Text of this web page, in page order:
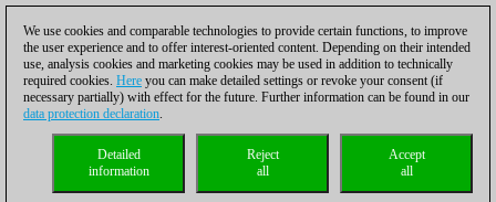
We use cookies and comparable technologies to provide certain functions, to improve
the user experience and to offer interest-oriented content. Depending on their intended
use, analysis cookies and marketing cookies may be used in addition to technically
required cookies. Here you can make detailed settings or revoke your consent (if
necessary partially) with effect for the future. Further information can be found in our
data protection declaration.
Accept
all
Reject
all
Detailed
information